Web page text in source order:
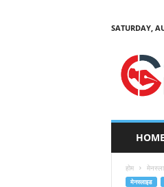
SATURDAY,
C
HOME
होम
मेनस्लाइड